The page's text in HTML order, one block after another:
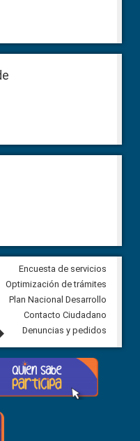
Veeduría para vigilar los
derivados de la Audiencia
comunidad Urbina, parroquia
Carolina
5 agosto, 2026
Next
Encuesta de servicios
Optimización de trámites
Plan Nacional Desarrollo
Contacto Ciudadano
Denuncias y pedidos